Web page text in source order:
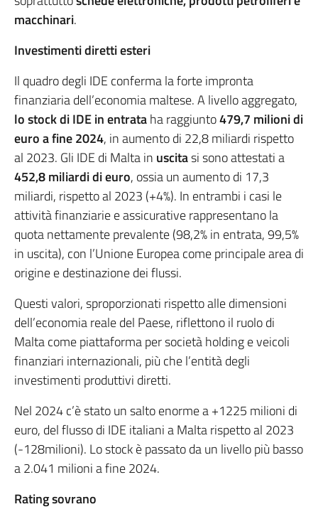
macchinari.
Investimenti diretti esteri
Il quadro degli IDE conferma la forte impronta
finanziaria dell’economia maltese. A livello aggregato,
lo stock di IDEin entrataha raggiunto479,7 milioni di
euro a fine 2024, in aumento di 22,8 miliardi rispetto
al 2023. Gli IDE di Malta in uscitasi sono attestati a
452,8 miliardi di euro, ossia un aumento di 17,3
miliardi, rispetto al 2023 (+4%). In entrambi i casi le
attività finanziarie e assicurative rappresentano la
quota nettamente prevalente (98,2% in entrata, 99,5%
in uscita), con l’Unione Europea come principale area di
origine e destinazione dei flussi.
Questi valori, sproporzionati rispetto alle dimensioni
dell’economia reale del Paese, riflettono il ruolo di
Malta come piattaforma per società holding e veicoli
finanziari internazionali, più che l’entità degli
investimenti produttivi diretti.
Nel 2024 c’è stato un salto enorme a +1225 milioni di
euro, del flusso di IDE italiani a Malta rispetto al 2023
(-128milioni). Lo stock è passato da un livello più basso
a 2.041 milioni a fine 2024.
Rating sovrano